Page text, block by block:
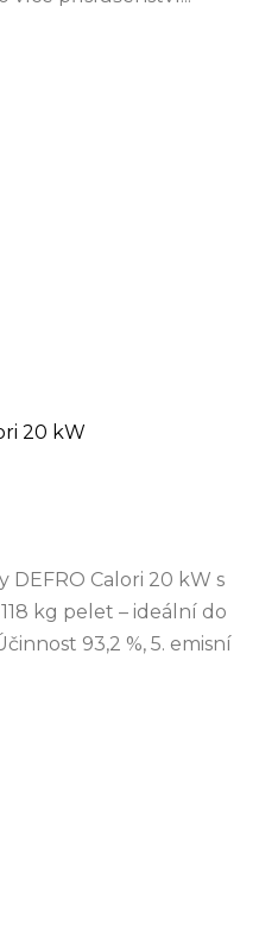
20 kW
Calori 20 kW s
kg pelet – ideální do
93,2 %, 5. emisní